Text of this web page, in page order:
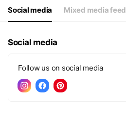
Closed
Social media Mixed media feed
Social media
Follow us on social media